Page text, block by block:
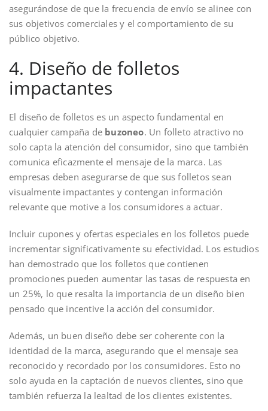
asegurándose de que la frecuencia de envío se alinee con
sus objetivos comerciales y el comportamiento de su
público objetivo.
4. Diseño de folletos
impactantes
El diseño de folletos es un aspecto fundamental en
cualquier campaña de buzoneo. Un folleto atractivo no
solo capta la atención del consumidor, sino que también
comunica eficazmente el mensaje de la marca. Las
empresas deben asegurarse de que sus folletos sean
visualmente impactantes y contengan información
relevante que motive a los consumidores a actuar.
Incluir cupones y ofertas especiales en los folletos puede
incrementar significativamente su efectividad. Los estudios
han demostrado que los folletos que contienen
promociones pueden aumentar las tasas de respuesta en
un 25%, lo que resalta la importancia de un diseño bien
pensado que incentive la acción del consumidor.
Además, un buen diseño debe ser coherente con la
identidad de la marca, asegurando que el mensaje sea
reconocido y recordado por los consumidores. Esto no
solo ayuda en la captación de nuevos clientes, sino que
también refuerza la lealtad de los clientes existentes.